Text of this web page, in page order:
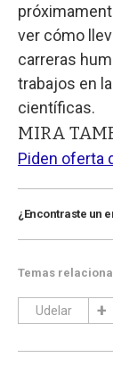
ver cómo
carreras
trabajos en
científicas.
MIRA
Piden oferta
¿Encontraste un
Temas
Udelar